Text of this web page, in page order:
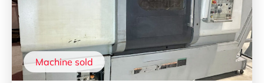
Machine sold